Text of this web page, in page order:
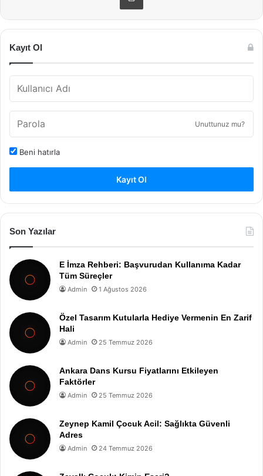
Kayıt Ol
Unuttunuz mu?
Beni hatırla
Kayıt Ol
Son Yazılar
E İmza Rehberi: Başvurudan Kullanıma Kadar
Tüm Süreçler
Admin 1 Ağustos 2026
Özel Tasarım Kutularla Hediye Vermenin En Zarif
Hali
Admin 25 Temmuz 2026
Ankara Dans Kursu Fiyatlarını Etkileyen
Faktörler
Admin 25 Temmuz 2026
Zeynep Kamil Çocuk Acil: Sağlıkta Güvenli
Adres
Admin 24 Temmuz 2026